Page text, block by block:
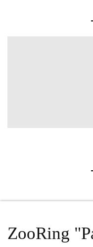
ZooRing